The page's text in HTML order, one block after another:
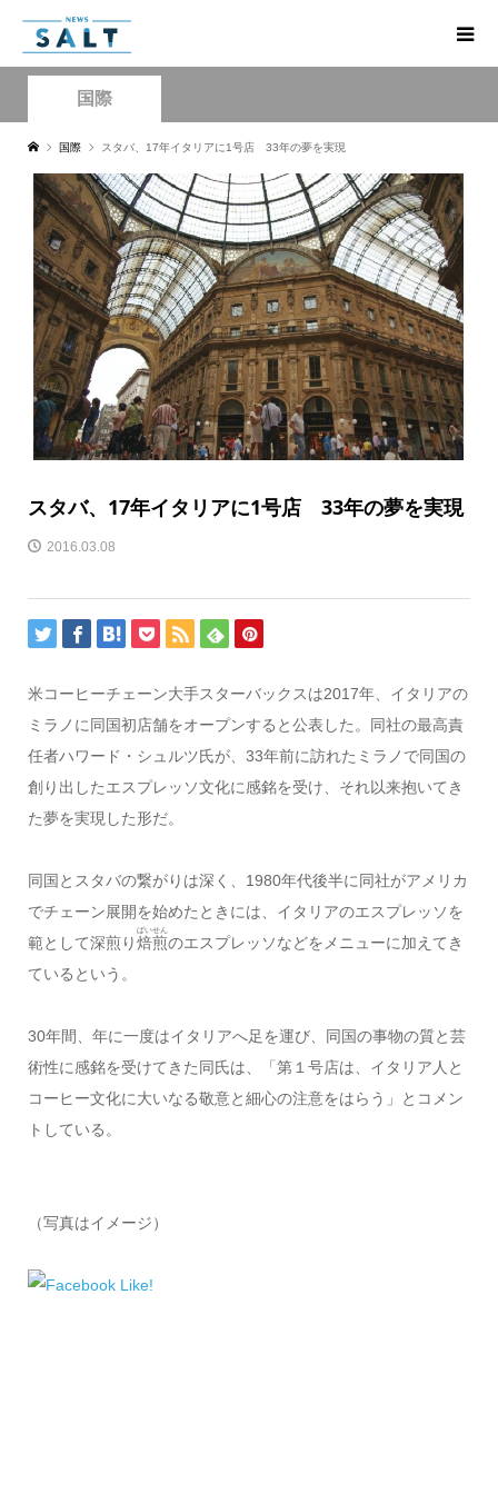
国際
国際 スタバ、17年イタリアに1号店 33年の夢を実現
スタバ、17年イタリアに1号店 33年の夢を実現
2016.03.08
米コーヒーチェーン大手スターバックスは2017年、イタリアの
ミラノに同国初店舗をオープンすると公表した。同社の最高責
任者ハワード・シュルツ氏が、33年前に訪れたミラノで同国の
創り出したエスプレッソ文化に感銘を受け、それ以来抱いてき
た夢を実現した形だ。
同国とスタバの繋がりは深く、1980年代後半に同社がアメリカ
でチェーン展開を始めたときには、イタリアのエスプレッソを
範として深煎り焙煎
ばいせん
のエスプレッソなどをメニューに加えてき
ているという。
30年間、年に一度はイタリアへ足を運び、同国の事物の質と芸
術性に感銘を受けてきた同氏は、「第１号店は、イタリア人と
コーヒー文化に大いなる敬意と細心の注意をはらう」とコメン
トしている。
（写真はイメージ）